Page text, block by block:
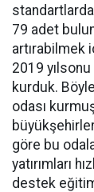
79 adet
artırabilmek
2019
kurduk.
odası
göre bu
yatırımları
destek